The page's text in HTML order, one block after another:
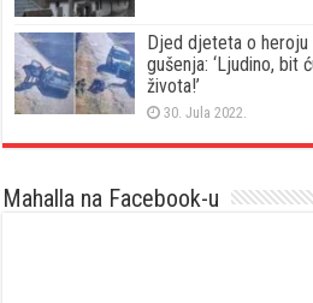
Djed djeteta o
gušenja: ‘Ljudino, bit
života!’
30. Jula 2022.
Mahalla na Facebook-u